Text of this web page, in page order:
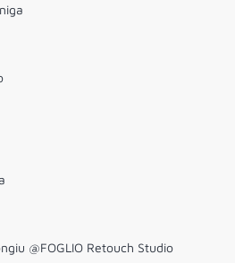
@FOGLIO Retouch Studio